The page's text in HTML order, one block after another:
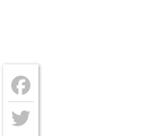
Facebook